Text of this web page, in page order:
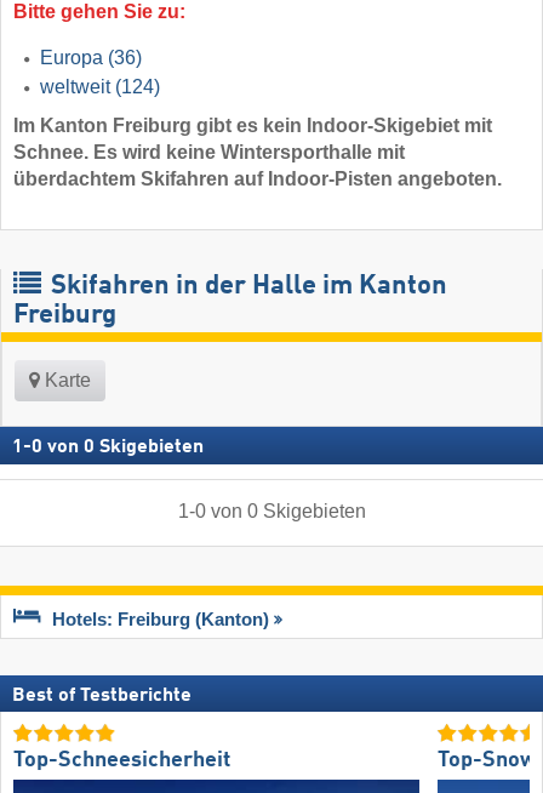
Bitte gehen Sie zu:
Europa (36)
weltweit(124)
Im Kanton Freiburg gibt es kein Indoor-Skigebiet mit
Schnee. Es wird keine Wintersporthalle mit
überdachtem Skifahren auf Indoor-Pisten angeboten.
Skifahren in der Halle im Kanton
Freiburg
Karte
1 -0 von 0 Skigebieten
1-0von 0 Skigebieten
Hotels: Freiburg (Kanton)
Best of Testberichte
Top-Schneesicherheit Top-